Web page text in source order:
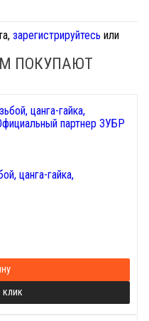
зарегистрируйтесь или
ПОКУПАЮТ
цанга-гайка,
клик